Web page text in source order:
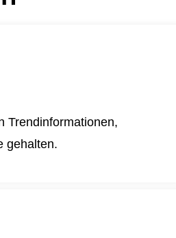
Trendinformationen,
gehalten.